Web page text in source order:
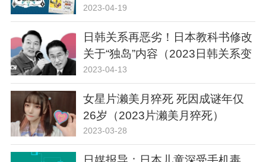
地区发售
2023-04-19
日韩关系再恶劣！日本教科书修改
关于“独岛”内容（2023日韩关系变
化）
2023-04-13
女星片濑美月猝死 死因成谜年仅
26岁（2023片濑美月猝死）
2023-03-28